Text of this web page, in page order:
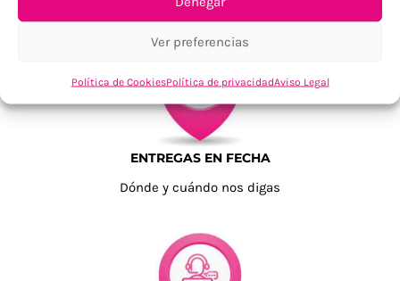
Ver preferencias
Política de CookiesPolítica de privacidadAviso Legal
ENTREGAS EN FECHA
Dónde y cuándo nos digas